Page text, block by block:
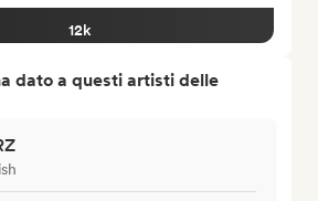
12k
dato a questi artisti delle